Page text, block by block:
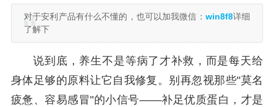
对于安利产品有什么不懂的，也可以加我微信： win8f8详细
了解下
说到底，养生不是等病了才补救，而是每天给
身体足够的原料让它自我修复。别再忽视那些"莫名
疲惫、容易感冒"的小信号——补足优质蛋白，才是